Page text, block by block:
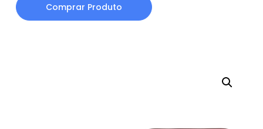
Comprar Produto